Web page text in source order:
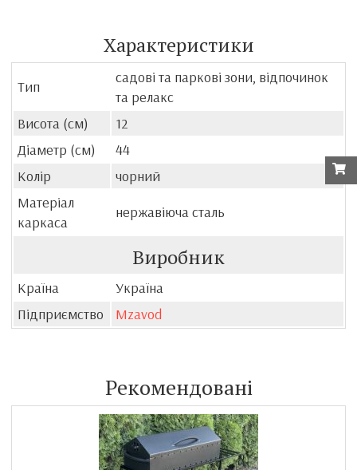
Характеристики
Тип
садові та паркові зони, відпочинок
та релакс
Висота (см)
12
Діаметр (см)
44
Колір
чорний
Матеріал
каркаса
нержавіюча сталь
Виробник
Країна
Україна
Підприємство
Mzavod
Рекомендовані